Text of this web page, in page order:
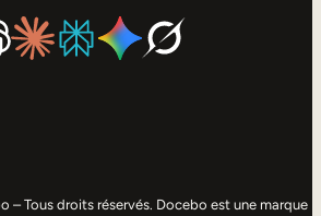
– Tous droits réservés. Docebo est une marque